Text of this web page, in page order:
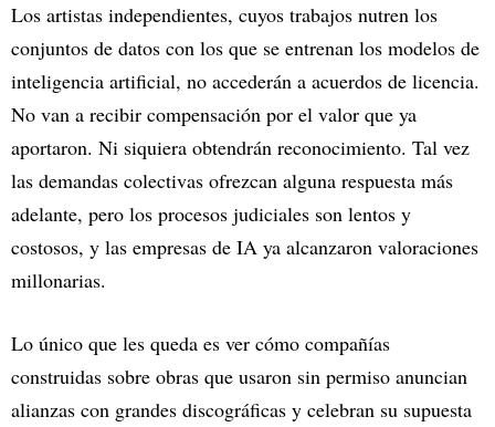
Los artistas independientes, cuyos trabajos nutren los
conjuntos de datos con los que se entrenan los modelos de
inteligencia artificial, no accederán a acuerdos de licencia.
No van a recibir compensación por el valor que ya
aportaron. Ni siquiera obtendrán reconocimiento. Tal vez
las demandas colectivas ofrezcan alguna respuesta más
adelante, pero los procesos judiciales son lentos y
costosos, y las empresas de IA ya alcanzaron valoraciones
millonarias.
Lo único que les queda es ver cómo compañías
construidas sobre obras que usaron sin permiso anuncian
alianzas con grandes discográficas y celebran su supuesta